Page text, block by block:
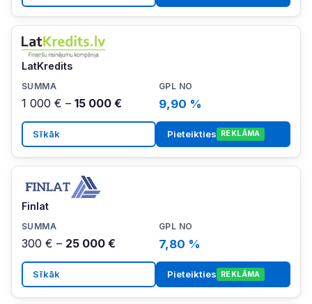
LatKredits
1 000 € – 15 000 € 9,90 %
Sīkāk Pieteikties REKLĀMA
Finlat
300 € – 25 000 € 7,80 %
Sīkāk Pieteikties REKLĀMA